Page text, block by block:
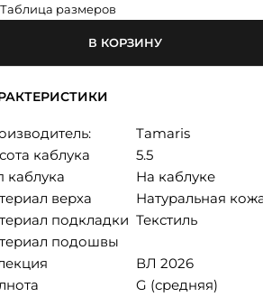
Таблица размеров
В КОРЗИНУ
Tamaris
каблука
5.5
каблука
На каблуке
верха
Натуральная
подкладки Текстиль
подошвы
ВЛ 2026
G (средняя)